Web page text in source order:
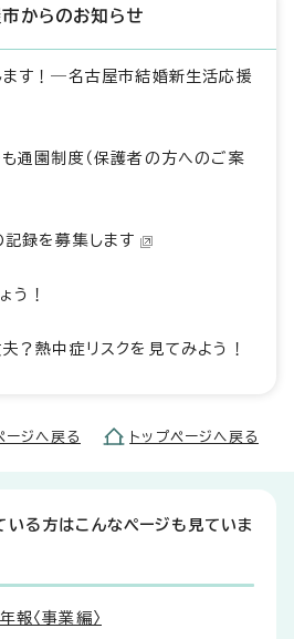
からのお知らせ
ます！―名古屋市結婚新生活応援
通園制度（保護者の方へのご案
録を募集します
う！
？熱中症リスクを見てみよう！
ージへ戻る トップページへ戻る
いる方はこんなページも見ていま
報〈事業編〉